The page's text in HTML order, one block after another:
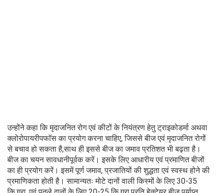
उन्होंने कहा कि मृदाजनित रोग एवं कीटों के नियंत्रण हेतु ट्राइकोडर्मा अथवा
क्लोरोपायरीपफाॅस का प्रयोग करना चाहिए, जिससे बीज एवं मृदाजनित रोगों
से बचाव हो सकता है,साथ ही इससे बीज का जमाव प्रतिशत भी बढ़ता है।
बीज का चयन सावधानीपूर्वक करें। इसके लिए आधारीय एवं प्रमाणित बीजों
का ही प्रयोग करें। इसमें पूर्ण जमाव, प्रजातियों की शुद्धता एवं स्वस्थ होने की
प्रमाणिकता होती है। सामान्यतः मोटे दानों वाली किस्मों के लिए 30-35